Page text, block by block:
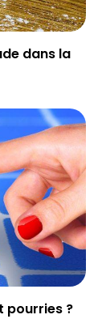
dans la
pourries ?